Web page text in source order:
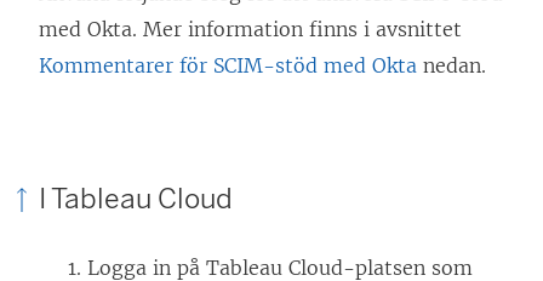
med Okta. Mer information finns i avsnittet
Kommentarer för SCIM-stöd med Okta nedan.
I Tableau Cloud
Logga in på Tableau Cloud-platsen som